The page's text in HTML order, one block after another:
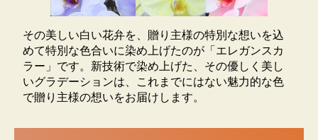
白い花が咲きます。
その美しい白い花弁を、贈り主様の特別な想いを込
めて特別な色合いに染め上げたのが「エレガンスカ
ラー」です。新技術で染め上げた、その優しく美し
いグラデーションは、これまでにはない魅力的な色
で贈り主様の想いをお届けします。